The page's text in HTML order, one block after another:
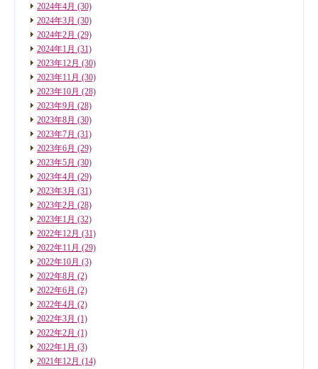
2024年4月 (30)
2024年3月 (30)
2024年2月 (29)
2024年1月 (31)
2023年12月 (30)
2023年11月 (30)
2023年10月 (28)
2023年9月 (28)
2023年8月 (30)
2023年7月 (31)
2023年6月 (29)
2023年5月 (30)
2023年4月 (29)
2023年3月 (31)
2023年2月 (28)
2023年1月 (32)
2022年12月 (31)
2022年11月 (29)
2022年10月 (3)
2022年8月 (2)
2022年6月 (2)
2022年4月 (2)
2022年3月 (1)
2022年2月 (1)
2022年1月 (3)
2021年12月 (14)